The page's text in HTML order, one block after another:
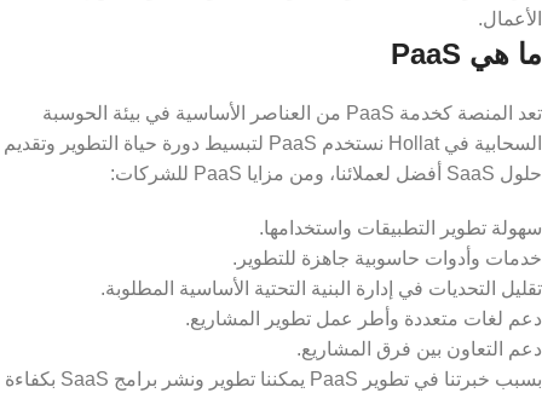
الأعمال.
ما هي PaaS
تعد المنصة كخدمة PaaS من العناصر الأساسية في بيئة الحوسبة
السحابية في Hollat نستخدم PaaS لتبسيط دورة حياة التطوير وتقديم
حلول SaaS أفضل لعملائنا، ومن مزايا PaaS للشركات:
سهولة تطوير التطبيقات واستخدامها.
خدمات وأدوات حاسوبية جاهزة للتطوير.
تقليل التحديات في إدارة البنية التحتية الأساسية المطلوبة.
دعم لغات متعددة وأطر عمل تطوير المشاريع.
دعم التعاون بين فرق المشاريع.
بسبب خبرتنا في تطوير PaaS يمكننا تطوير ونشر برامج SaaS بكفاءة